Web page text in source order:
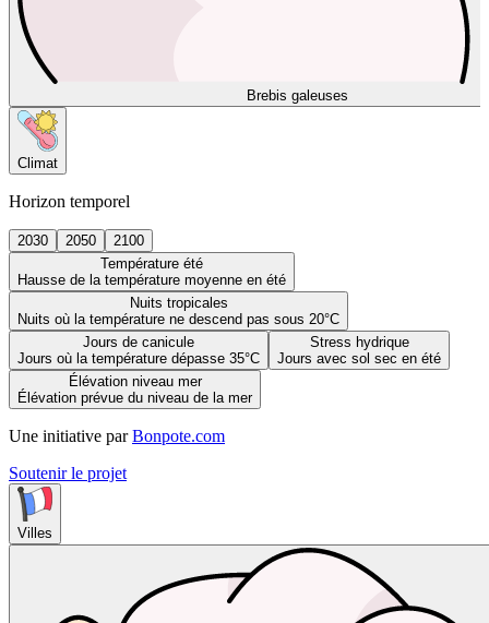
Brebis galeuses
Climat
Horizon temporel
2030 2050
2100
Température été
Hausse de la température moyenne en été
Nuits tropicales
Nuits où la température ne descend pas sous 20°C
Jours de canicule
Jours où la température dépasse 35°C
Stress hydrique
Jours avec sol sec en été
Élévation niveau mer
Élévation prévue du niveau de la mer
Une initiative par Bonpote.com
Soutenir le projet
Villes